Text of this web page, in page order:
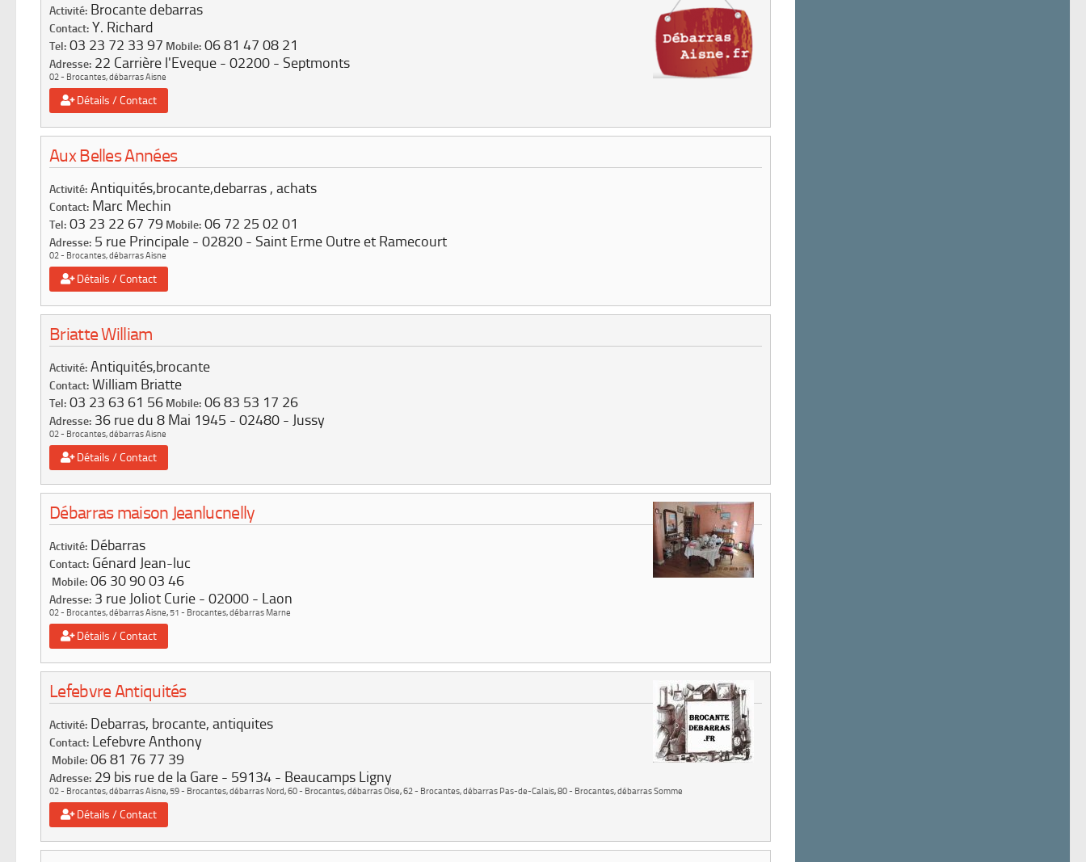
Activité: Brocante debarras
Contact: Y. Richard
Tel: 03 23 72 33 97 Mobile: 06 81 47 08 21
Adresse: 22 Carrière l'Eveque 02200 Septmonts
02 - Brocantes, débarras Aisne
Détails / Contact
Aux Belles Années
Activité: Antiquités,brocante,debarras , achats
Contact: Marc Mechin
Tel: 03 23 22 67 79 Mobile: 06 72 25 02 01
Adresse: 5 rue Principale 02820 Saint Erme Outre et Ramecourt
02 - Brocantes, débarras Aisne
Détails / Contact
Briatte William
Activité: Antiquités,brocante
Contact: William Briatte
Tel: 03 23 63 61 56 Mobile: 06 83 53 17 26
Adresse: 36 rue du 8 Mai 1945 02480 Jussy
02 - Brocantes, débarras Aisne
Détails / Contact
Débarras maison Jeanlucnelly
Activité: Débarras
Contact: Génard Jean-luc
Mobile: 06 30 90 03 46
Adresse: 3 rue Joliot Curie 02000 Laon
02 - Brocantes, débarras Aisne,51 - Brocantes, débarras Marne
Détails / Contact
Lefebvre Antiquités
Activité: Debarras, brocante, antiquites
Contact: Lefebvre Anthony
Mobile: 06 81 76 77 39
Adresse: 29 bis rue de la Gare 59134 Beaucamps Ligny
02 - Brocantes, débarras Aisne,59 - Brocantes, débarras Nord,60 - Brocantes, débarras Oise,62 - Brocantes, débarras Pas-de-Calais,80 - Brocantes, débarras Somme
Détails / Contact